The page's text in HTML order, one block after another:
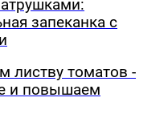
запеканка с
листву томатов -
и повышаем